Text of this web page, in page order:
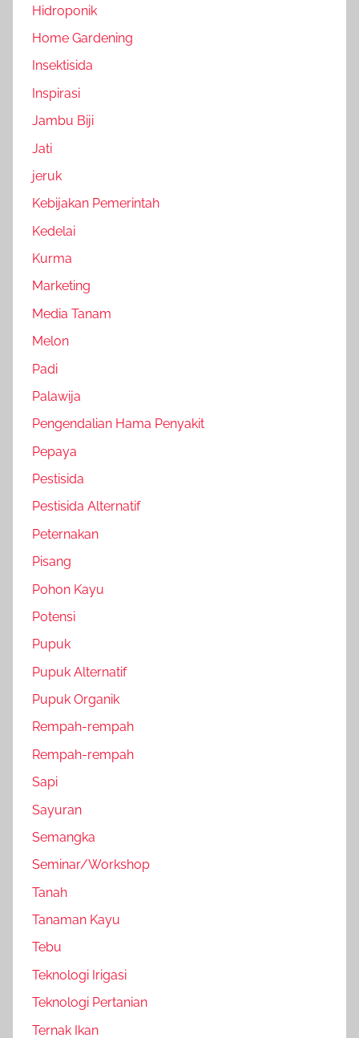
Hidroponik
Home Gardening
Insektisida
Inspirasi
Jambu Biji
Jati
jeruk
Kebijakan Pemerintah
Kedelai
Kurma
Marketing
Media Tanam
Melon
Padi
Palawija
Pengendalian Hama Penyakit
Pepaya
Pestisida
Pestisida Alternatif
Peternakan
Pisang
Pohon Kayu
Potensi
Pupuk
Pupuk Alternatif
Pupuk Organik
Rempah-rempah
Rempah-rempah
Sapi
Sayuran
Semangka
Seminar/Workshop
Tanah
Tanaman Kayu
Tebu
Teknologi Irigasi
Teknologi Pertanian
Ternak Ikan